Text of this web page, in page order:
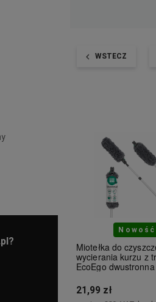
WSTECZ
Nowość
Miotełka do
wycierania kurzu z
EcoEgo
21,99 zł